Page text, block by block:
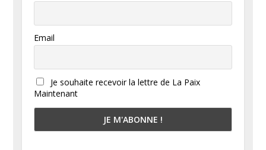
Email
Je souhaite recevoir la lettre de La Paix
Maintenant